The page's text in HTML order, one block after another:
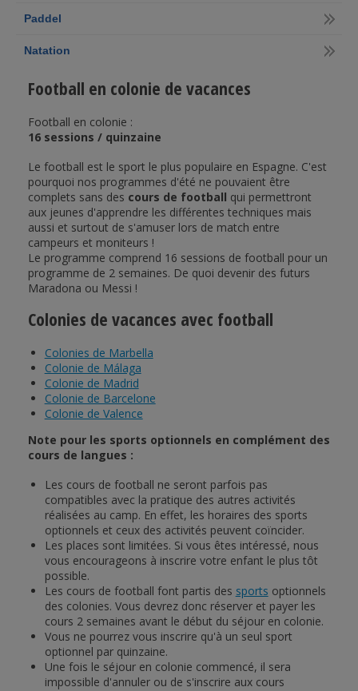
Paddel
Natation
Football en colonie de vacances
Football en colonie :
16 sessions / quinzaine
Le football est le sport le plus populaire en Espagne. C'est
pourquoi nos programmes d'été ne pouvaient être
complets sans des cours de football qui permettront
aux jeunes d'apprendre les différentes techniques mais
aussi et surtout de s'amuser lors de match entre
campeurs et moniteurs !
Le programme comprend 16 sessions de football pour un
programme de 2 semaines. De quoi devenir des futurs
Maradona ou Messi !
Colonies de vacances avec football
Colonies de Marbella
Colonie de Málaga
Colonie de Madrid
Colonie de Barcelone
Colonie de Valence
Note pour les sports optionnels en complément des
cours de langues :
Les cours de football ne seront parfois pas
compatibles avec la pratique des autres activités
réalisées au camp. En effet, les horaires des sports
optionnels et ceux des activités peuvent coïncider.
Les places sont limitées. Si vous êtes intéressé, nous
vous encourageons à inscrire votre enfant le plus tôt
possible.
Les cours de football font partis des sports optionnels
des colonies. Vous devrez donc réserver et payer les
cours 2 semaines avant le début du séjour en colonie.
Vous ne pourrez vous inscrire qu'à un seul sport
optionnel par quinzaine.
Une fois le séjour en colonie commencé, il sera
impossible d'annuler ou de s'inscrire aux cours